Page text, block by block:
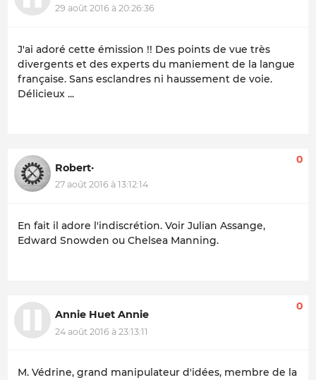
29 août 2016 à 20:26:36
J'ai adoré cette émission !! Des points de vue très
divergents et des experts du maniement de la langue
française. Sans esclandres ni haussement de voie.
Délicieux ...
Robert·
27 août 2016 à 13:12:14
0
En fait il adore l'indiscrétion. Voir Julian Assange,
Edward Snowden ou Chelsea Manning.
Annie Huet Annie
24 août 2016 à 23:13:11
0
M. Védrine, grand manipulateur d'idées, membre de la